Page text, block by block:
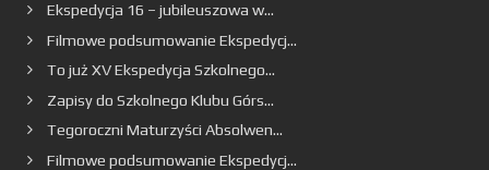
Ekspedycja 16 – jubileuszowa w...
Filmowe podsumowanie Ekspedycj...
To już XV Ekspedycja Szkolnego...
Zapisy do Szkolnego Klubu Górs...
Tegoroczni Maturzyści Absolwen...
Filmowe podsumowanie Ekspedycj...